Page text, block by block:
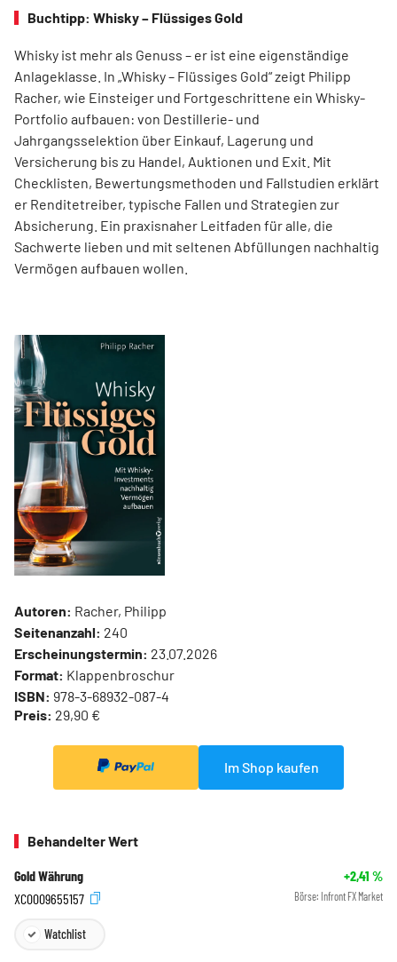
Buchtipp: Whisky – Flüssiges Gold
Whisky ist mehr als Genuss – er ist eine eigenständige
Anlageklasse. In „Whisky – Flüssiges Gold“ zeigt Philipp
Racher, wie Einsteiger und Fortgeschrittene ein Whisky-
Portfolio aufbauen: von Destillerie- und
Jahrgangsselektion über Einkauf, Lagerung und
Versicherung bis zu Handel, Auktionen und Exit. Mit
Checklisten, Bewertungsmethoden und Fallstudien erklärt
er Renditetreiber, typische Fallen und Strategien zur
Absicherung. Ein praxisnaher Leitfaden für alle, die
Sachwerte lieben und mit seltenen Abfüllungen nachhaltig
Vermögen aufbauen wollen.
Autoren: Racher, Philipp
Seitenanzahl: 240
Erscheinungstermin: 23.07.2026
Format: Klappenbroschur
ISBN: 978-3-68932-087-4
Preis: 29,90 €
Im Shop kaufen
Behandelter Wert
Gold Währung +2,41 %
XC0009655157
Börse: Infront FX Market
Watchlist